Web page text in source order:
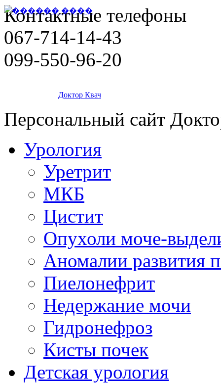
Контактные телефоны
067-714-14-43
099-550-96-20
Доктор Квач
Персональный сайт
Урология
Уретрит
МКБ
Цистит
Опухоли моче-
Аномалии развития
Пиелонефрит
Недержание мочи
Гидронефроз
Кисты почек
Детская урология